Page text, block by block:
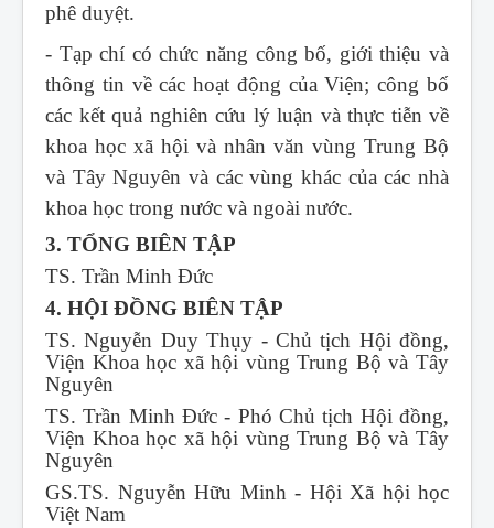
phê duyệt.
- Tạp chí có chức năng công bố, giới thiệu và
thông tin về các hoạt động của Viện; công bố
các kết quả nghiên cứu lý luận và thực tiễn về
khoa học xã hội và nhân văn vùng Trung Bộ
và Tây Nguyên và các vùng khác của các nhà
khoa học trong nước và ngoài nước.
3. TỔNG BIÊN TẬP
TS. Trần Minh Đức
4. HỘI ĐỒNG BIÊN TẬP
TS. Nguyễn Duy Thụy - Chủ tịch Hội đồng,
Viện Khoa học xã hội vùng Trung Bộ và Tây
Nguyên
TS. Trần Minh Đức - Phó Chủ tịch Hội đồng,
Viện Khoa học xã hội vùng Trung Bộ và Tây
Nguyên
GS.TS. Nguyễn Hữu Minh - Hội Xã hội học
Việt Nam